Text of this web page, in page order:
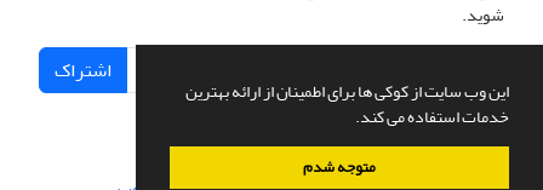
این وب سایت از کوکی ها برای اطمینان از ارائه بهترین
خدمات استفاده می کند.
متوجه شدم
شوید.
اشتراک